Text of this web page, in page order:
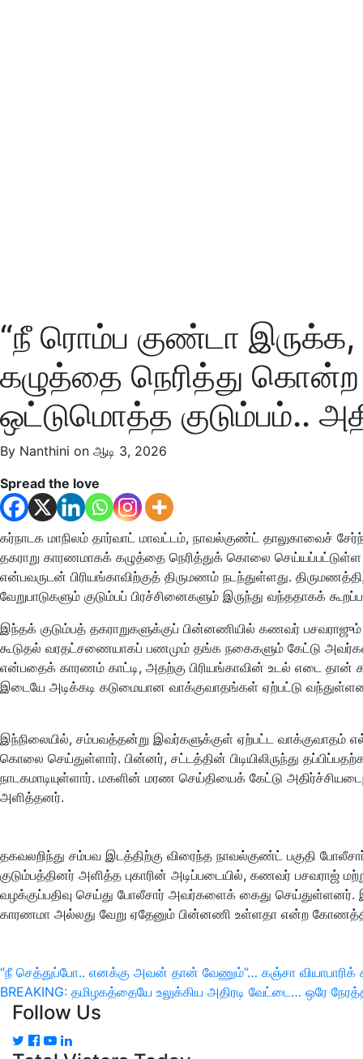
“நீ ரொம்ப குண்டா
கழுத்தை நெரித்து
ஒட்டுமொத்த குடும்பம்..
By Nanthini on ஆடி 3, 2026
Spread the love
கர்நாடக மாநிலம் தார்வாட் மாவட்டம், நாவல்குண்ட் தாலுகாவைச்
தகராறு காரணமாகக் கழுத்தை நெரித்துக் கொலை
என்பவருடன் பிரியங்காவிற்குத் திருமணம் நடந்துள்ளது.
வேறுபாடுகளும் குடும்பப் பிரச்சினைகளும் இருந்து வந்ததாகக்
இந்தக் குடும்பத் தகராறுகளுக்குப் பின்னணியில் கணவர்
கூடுதல் வரதட்சணையாகப் பணமும் தங்க நகைகளும் கேட்டு
என்பதைக் காரணம் காட்டி, அதற்கு பிரியங்காவின் உடல் எடை
இடையே அடிக்கடி கடுமையான வாக்குவாதங்கள் ஏற்பட்டு
இந்நிலையில், சம்பவத்தன்று இவர்களுக்குள் ஏற்பட்ட வாக்குவாதம்
கொலை செய்துள்ளார். பின்னர், சட்டத்தின் பிடியிலிருந்து
நாடகமாடியுள்ளார். மகளின் மரண செய்தியைக் கேட்டு
அளித்தனர்.
தகவலறிந்து சம்பவ இடத்திற்கு விரைந்த நாவல்குண்ட் பகுதி
குடும்பத்தினர் அளித்த புகாரின் அடிப்படையில், கணவர்
வழக்குப்பதிவு செய்து போலீசார் அவர்களைக் கைது
காரணமா அல்லது வேறு ஏதேனும் பின்னணி உள்ளதா என்ற
இடுகை
பட்டியல்
Previous
Post
“நீ செத்துப்போ.. எனக்கு அவன் தான் வேணும்”… கஞ்சா வியாபாரிக்
Next
Post
BREAKING: தமிழகத்தையே உலுக்கிய அதிரடி வேட்டை… ஒரே
Follow Us